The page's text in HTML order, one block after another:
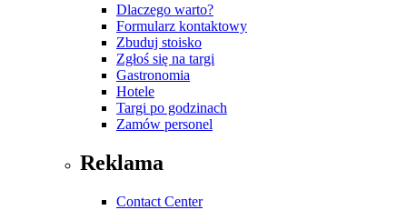
Dlaczego warto?
Formularz kontaktowy
Zbuduj stoisko
Zgłoś się na targi
Gastronomia
Hotele
Targi po godzinach
Zamów personel
Reklama
Contact Center